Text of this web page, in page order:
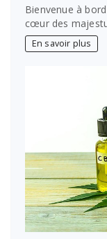
Bienvenue à
cœur des
En savoir plus